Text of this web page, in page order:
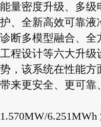
能量密度升级、多级
护、全新高效可靠液
诊断多模型融合、全
工程设计等六大升级
势，该系统在性能方
带来更安全、更可靠
1.570MW/